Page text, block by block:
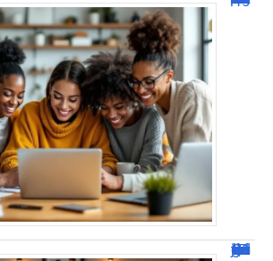
JetPunk : Quiz et jeux de culture générale